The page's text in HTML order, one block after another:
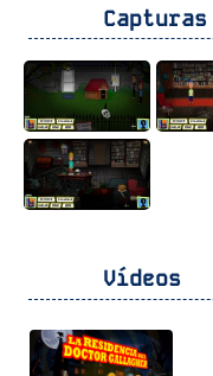
Capturas
Vídeos